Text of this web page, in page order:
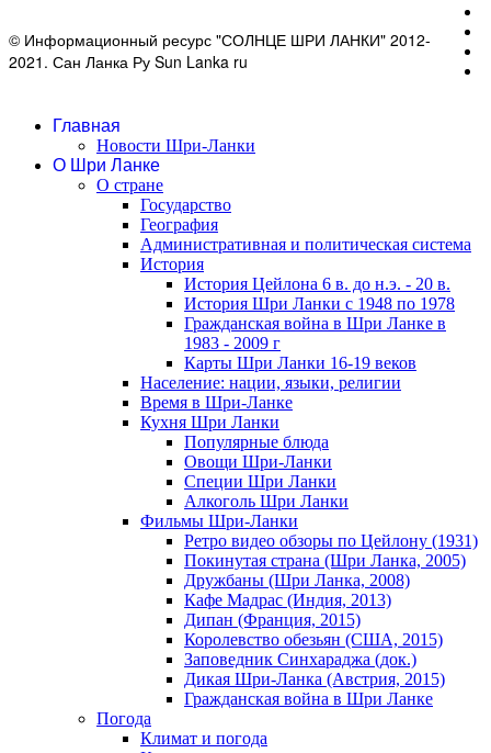
© Информационный ресурс "СОЛНЦЕ ШРИ ЛАНКИ" 2012-
2021. Сан Ланка Ру Sun Lanka ru
Главная
Новости Шри-Ланки
О Шри Ланке
О стране
Государство
География
Административная и политическая система
История
История Цейлона 6 в. до н.э. - 20 в.
История Шри Ланки с 1948 по 1978
Гражданская война в Шри Ланке в
1983 - 2009 г
Карты Шри Ланки 16-19 веков
Население: нации, языки, религии
Время в Шри-Ланке
Кухня Шри Ланки
Популярные блюда
Овощи Шри-Ланки
Специи Шри Ланки
Алкоголь Шри Ланки
Фильмы Шри-Ланки
Ретро видео обзоры по Цейлону (1931)
Покинутая страна (Шри Ланка, 2005)
Дружбаны (Шри Ланка, 2008)
Кафе Мадрас (Индия, 2013)
Дипан (Франция, 2015)
Королевство обезьян (США, 2015)
Заповедник Синхараджа (док.)
Дикая Шри-Ланка (Австрия, 2015)
Гражданская война в Шри Ланке
Погода
Климат и погода